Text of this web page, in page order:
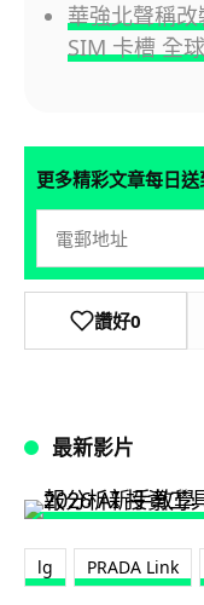
華強北聲稱
SIM 卡槽 全
更多精彩文章每日
讚好0
最新影片
lg PRADA Link